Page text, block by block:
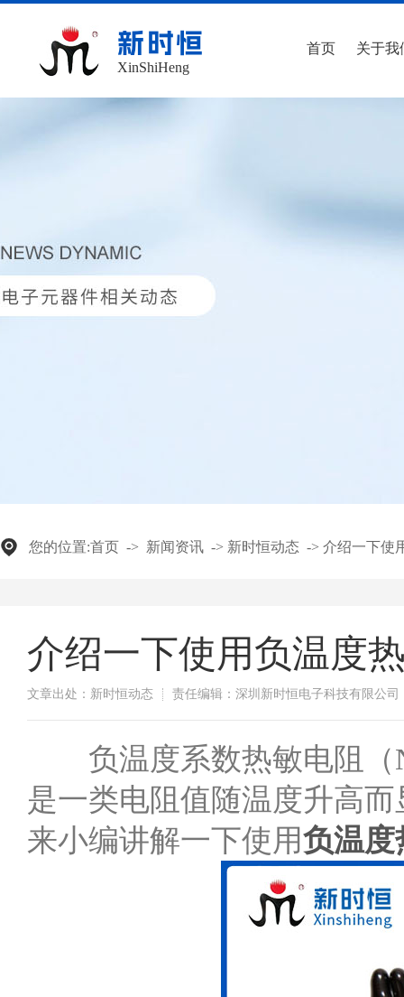
新时恒
XinShiHeng
首页 关于我
您的位置:首页 -> 新闻资讯 -> 新时恒动态 -> 介绍一下使
介绍一下使用负温度
文章出处：新时恒动态 责任编辑：深圳新时恒电子科技有限公司
负温度系数热敏电阻（
是一类电阻值随温度升高
来小编讲解一下使用负温度